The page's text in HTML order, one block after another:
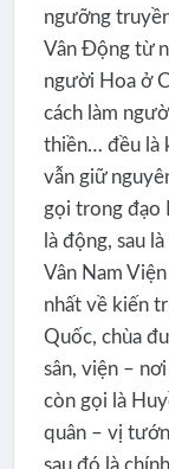
ngưỡng
Vân Động từ
người Hoa ở
cách làm
thiền… đều là
vẫn giữ
gọi trong đạo
là động, sau
Vân Nam
nhất về kiến
Quốc, chùa
sân, viện –
còn gọi là
quân – vị
sau đó là